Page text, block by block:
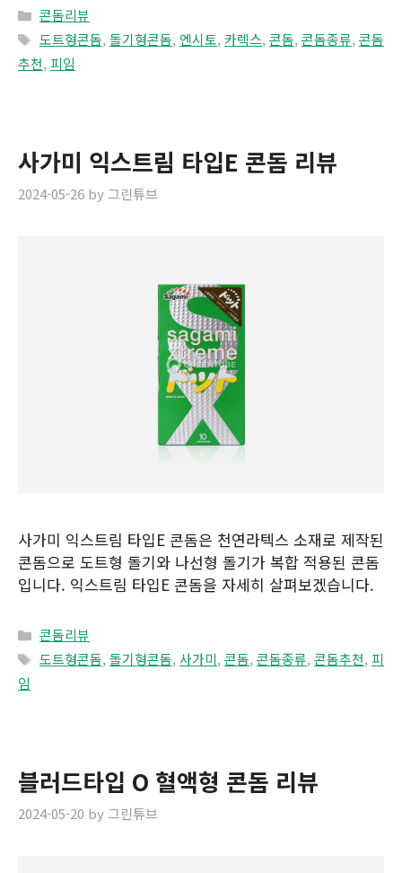
Categories
콘돔리뷰
Tags
도트형콘돔, 돌기형콘돔, 엔시토, 카렉스, 콘돔, 콘돔종류, 콘돔
추천, 피임
사가미 익스트림 타입E 콘돔 리뷰
2024-05-26 by그린튜브
사가미 익스트림 타입E 콘돔은 천연라텍스 소재로 제작된
콘돔으로 도트형 돌기와 나선형 돌기가 복합 적용된 콘돔
입니다. 익스트림 타입E 콘돔을 자세히 살펴보겠습니다.
Categories
콘돔리뷰
Tags
도트형콘돔, 돌기형콘돔, 사가미, 콘돔, 콘돔종류, 콘돔추천, 피
임
블러드타입 O 혈액형 콘돔 리뷰
2024-05-20 by그린튜브